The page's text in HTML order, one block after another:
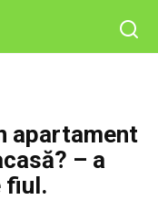
apartament
– a
fiul.